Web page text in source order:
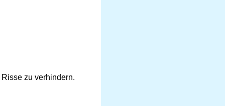
zu verhindern.